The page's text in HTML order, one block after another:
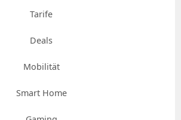
Tarife
Deals
Mobilität
Smart Home